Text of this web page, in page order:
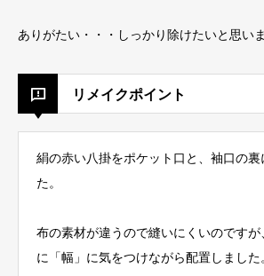
ありがたい・・・しっかり除けたいと思い
リメイクポイント
絹の赤い八掛をポケット口と、袖口の裏
た。
布の素材が違うので縫いにくいのです
に「幅」に気をつけながら配置しました